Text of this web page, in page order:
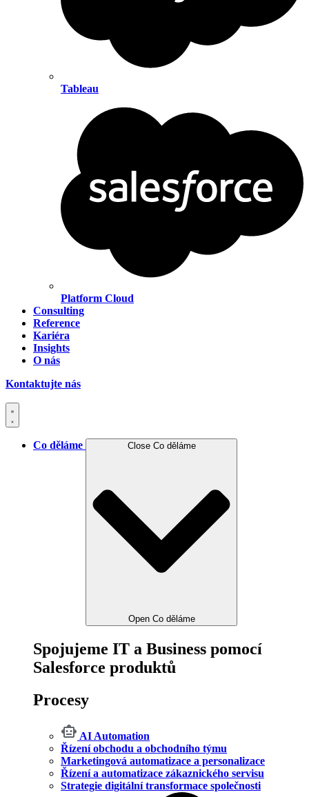
Tableau
Platform Cloud
Consulting
Reference
Kariéra
Insights
O nás
Kontaktujte nás
Co děláme Close Co děláme
Open Co děláme
Spojujeme IT a Business pomocí
Salesforce produktů
Procesy
AI Automation
Řízení obchodu a obchodního týmu
Marketingová automatizace a personalizace
Řízení a automatizace zákaznického servisu
Strategie digitální transformace společnosti